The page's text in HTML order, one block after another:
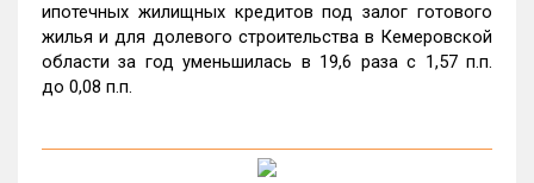
ипотечных жилищных кредитов под залог готового
жилья и для долевого строительства в Кемеровской
области за год уменьшилась в 19,6 раза с 1,57 п.п.
до 0,08 п.п.